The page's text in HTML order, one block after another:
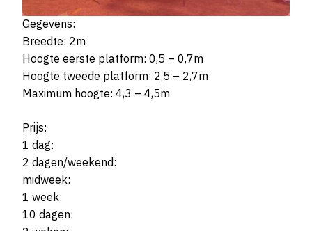
Gegevens:
Breedte: 2m
Hoogte eerste platform: 0,5 – 0,7m
Hoogte tweede platform: 2,5 – 2,7m
Maximum hoogte: 4,3 – 4,5m
Prijs:
1 dag:
2 dagen/weekend:
midweek:
1 week:
10 dagen: